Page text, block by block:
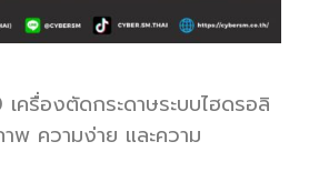
เครื่องตัดกระดาษระบบไฮดรอลิ
ความง่าย และความ